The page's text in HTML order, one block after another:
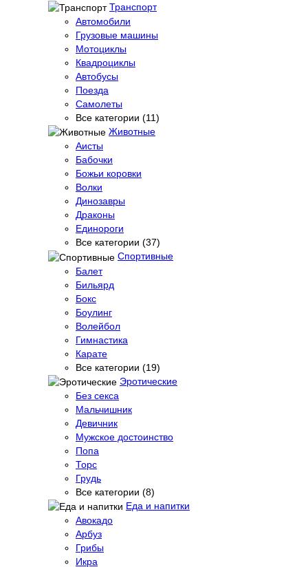
Транспорт
Автомобили
Грузовые машины
Мотоциклы
Квадроциклы
Автобусы
Поезда
Самолеты
Все категории (11)
Животные
Аисты
Бабочки
Божьи коровки
Волки
Динозавры
Драконы
Единороги
Все категории (37)
Спортивные
Балет
Бильярд
Бокс
Боулинг
Волейбол
Гимнастика
Карате
Все категории (19)
Эротические
Без секса
Мальчишник
Девичник
Мужское достоинство
Попа
Торс
Грудь
Все категории (8)
Еда и напитки
Авокадо
Арбуз
Грибы
Икра